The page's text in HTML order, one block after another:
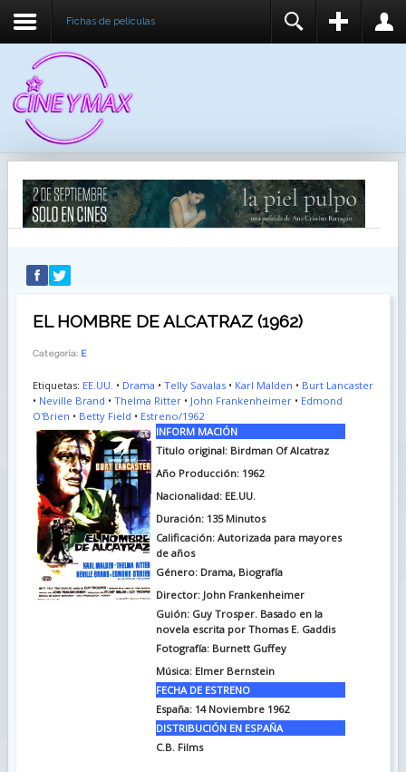
Fichas de peliculas
RECUÉRDEME
IDENTIFICARSE
REGISTER
EL HOMBRE DE ALCATRAZ (1962)
Categoría: E
Etiquetas: EE.UU. • Drama • Telly Savalas• Karl Malden • Burt Lancaster
• Neville Brand • Thelma Ritter• John Frankenheimer• Edmond
O'Brien • Betty Field • Estreno/1962
INFORM MACIÓN
Titulo original: Birdman Of Alcatraz
Año Producción: 1962
Nacionalidad: EE.UU.
Duración: 135 Minutos
Calificación: Autorizada para mayores
de años
Género: Drama, Biografía
Director: John Frankenheimer
Guión: Guy Trosper. Basado en la
novela escrita por Thomas E. Gaddis
Fotografía: Burnett Guffey
Música: Elmer Bernstein
FECHA DE ESTRENO
España: 14 Noviembre 1962
DISTRIBUCIÓN EN ESPAÑA
C.B. Films